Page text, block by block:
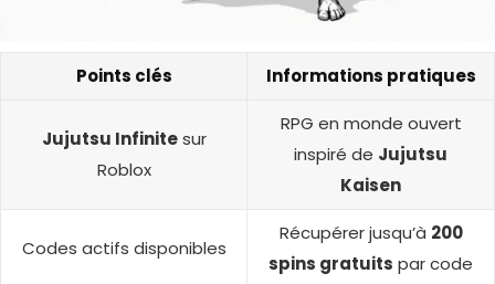
Points clés Informations pratiques
Jujutsu Infinitesur
Roblox
RPG en monde ouvert
inspiré de Jujutsu
Kaisen
Codes actifs disponibles
Récupérer jusqu’à 200
spins gratuits par code